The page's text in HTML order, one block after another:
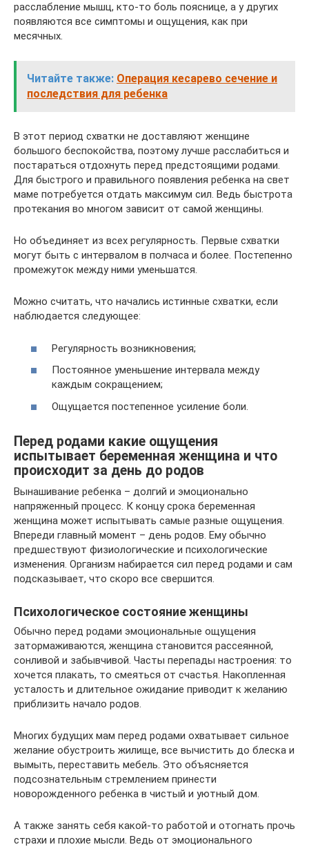
расслабление мышц, кто-то боль пояснице, а у других
появляются все симптомы и ощущения, как при
месячных.
Читайте также: Операция кесарево сечение и
последствия для ребенка
В этот период схватки не доставляют женщине
большого беспокойства, поэтому лучше расслабиться и
постараться отдохнуть перед предстоящими родами.
Для быстрого и правильного появления ребенка на свет
маме потребуется отдать максимум сил. Ведь быстрота
протекания во многом зависит от самой женщины.
Но объединяет из всех регулярность. Первые схватки
могут быть с интервалом в полчаса и более. Постепенно
промежуток между ними уменьшатся.
Можно считать, что начались истинные схватки, если
наблюдается следующее:
Регулярность возникновения;
Постоянное уменьшение интервала между
каждым сокращением;
Ощущается постепенное усиление боли.
Перед родами какие ощущения
испытывает беременная женщина и что
происходит за день до родов
Вынашивание ребенка – долгий и эмоционально
напряженный процесс. К концу срока беременная
женщина может испытывать самые разные ощущения.
Впереди главный момент – день родов. Ему обычно
предшествуют физиологические и психологические
изменения. Организм набирается сил перед родами и сам
подсказывает, что скоро все свершится.
Психологическое состояние женщины
Обычно перед родами эмоциональные ощущения
затормаживаются, женщина становится рассеянной,
сонливой и забывчивой. Часты перепады настроения: то
хочется плакать, то смеяться от счастья. Накопленная
усталость и длительное ожидание приводит к желанию
приблизить начало родов.
Многих будущих мам перед родами охватывает сильное
желание обустроить жилище, все вычистить до блеска и
вымыть, переставить мебель. Это объясняется
подсознательным стремлением принести
новорожденного ребенка в чистый и уютный дом.
А также занять себя какой-то работой и отогнать прочь
страхи и плохие мысли. Ведь от эмоционального